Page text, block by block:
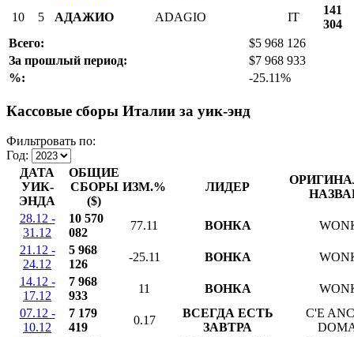
10
5 АДАЖИО ADAGIO IT
141
304
Всего:
$5 968 126
За прошлый период:
$7 968 933
%:
-25.11%
Кассовые сборы Италии за уик-энд
Фильтровать по:
Год:
ДАТА
УИК-
ЭНДА
ОБЩИЕ
СБОРЫ
($)
ИЗМ.% ЛИДЕР
28.12 -
31.12
10 570
082
77.11 ВОНКА
21.12 -
24.12
5 968
126
-25.11 ВОНКА
14.12 -
17.12
7 968
933
11 ВОНКА
07.12 -
10.12
7 179
419
0.17
ВСЕГДА ЕСТЬ
ЗАВТРА
C'E